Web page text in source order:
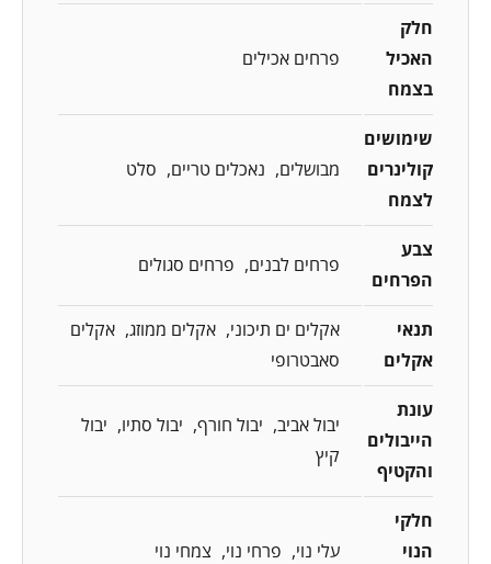
חלק
האכיל
בצמח
פרחים אכילים
שימושים
קולינרים
לצמח
מבושלים נאכלים טריים סלט
צבע
הפרחים
פרחים לבנים פרחים סגולים
תנאי
אקלים
אקלים ים תיכוני אקלים ממוזג אקלים
סאבטרופי
עונת
הייבולים
והקטיף
יבול אביב יבול חורף יבול סתיו
יבול
קיץ
חלקי
הנוי
עלי נוי פרחי נוי צמחי נוי